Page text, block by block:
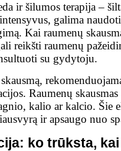
ir šilumos terapija –
galima
Kai raumenų
reikšti raumenų
su gydytoju.
Raumenų
kalio ar kalcio. Šie
ir apsaugo nuo
ko trūksta,